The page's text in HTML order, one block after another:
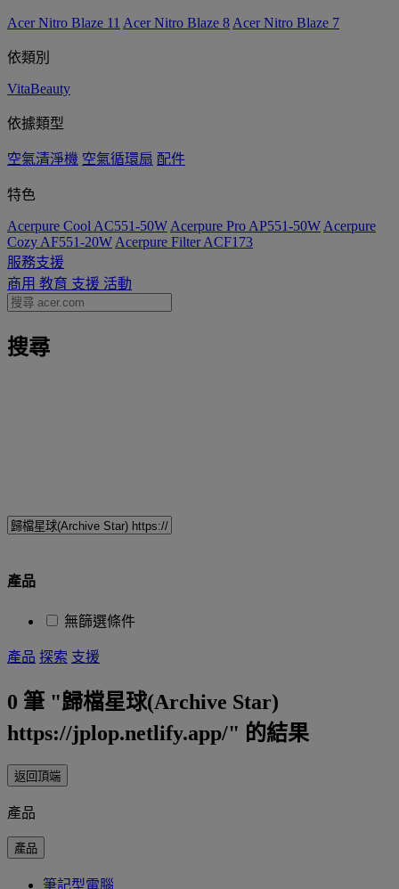
Acer Nitro Blaze 11 Acer Nitro Blaze 8 Acer Nitro Blaze 7
依類別
VitaBeauty
依據類型
空氣清淨機 空氣循環扇 配件
特色
Acerpure Cool AC551-50W Acerpure Pro AP551-50W Acerpure
Cozy AF551-20W Acerpure Filter ACF173
服務支援
商用 教育 支援 活動
搜尋
產品
無篩選條件
產品 探索 支援
0 筆
歸檔星球(Archive Star)
https://jplop.netlify.app/
的結果
返回頂端
產品
產品
筆記型電腦